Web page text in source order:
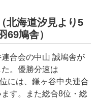
北海道汐見より5
69鳩舎）
連合会の中山 誠鳩舎が
。優勝分速は
には、 鎌ヶ谷中央連合
す。また総合8位・総